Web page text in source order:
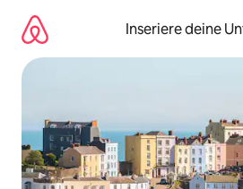
Inhalten
springen
Inseriere deine